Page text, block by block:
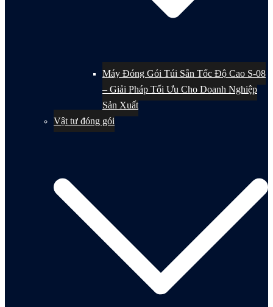
Máy Đóng Gói Túi Sẵn Tốc Độ Cao S-08
– Giải Pháp Tối Ưu Cho Doanh Nghiệp
Sản Xuất
Vật tư đóng gói